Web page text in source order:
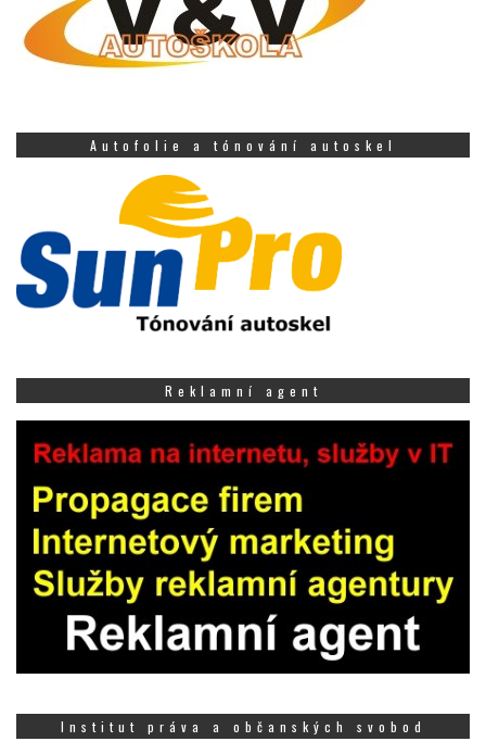
Autofolie a tónování autoskel
Reklamní agent
Institut práva a občanských svobod